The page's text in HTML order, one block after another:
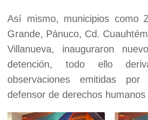
Así mismo, municipios como
Grande, Pánuco, Cd.
Villanueva, inauguraron
detención, todo ello
observaciones emitidas
defensor de derechos